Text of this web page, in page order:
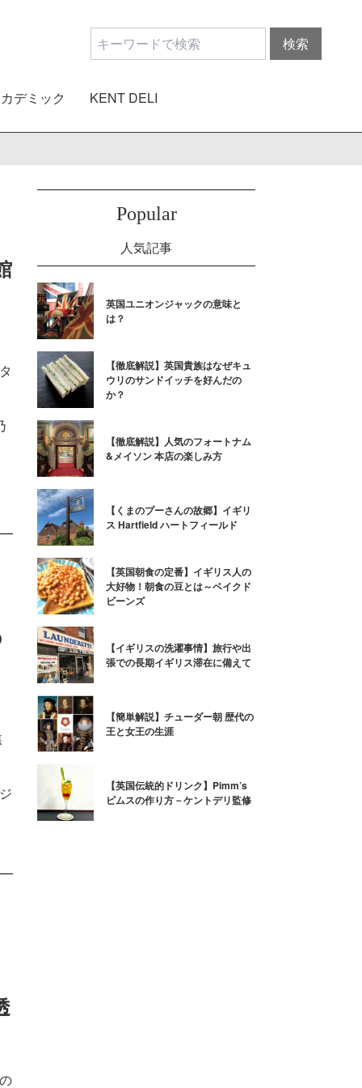
デミック KENT DELI
Popular
人気記事
英国ユニオンジャックの意味と
は？
【徹底解説】英国貴族はなぜキュ
ウリのサンドイッチを好んだの
か？
【徹底解説】人気のフォートナム
&メイソン 本店の楽しみ方
【くまのプーさんの故郷】イギリ
ス Hartfield ハートフィールド
【英国朝食の定番】イギリス人の
大好物！朝食の豆とは～ベイクド
ビーンズ
【イギリスの洗濯事情】旅行や出
張での長期イギリス滞在に備えて
【簡単解説】チューダー朝 歴代の
王と女王の生涯
【英国伝統的ドリンク】Pimm’s
ピムスの作り方－ケントデリ監修